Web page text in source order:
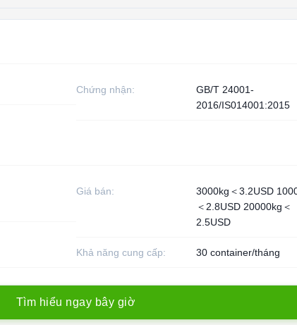
Chứng nhận:
GB/T 24001-
2016/IS014001:2015
Giá bán:
3000kg＜3.2USD
＜2.8USD 20000kg＜
2.5USD
Khả năng cung cấp: 30 container/tháng
Tìm hiểu ngay bây giờ